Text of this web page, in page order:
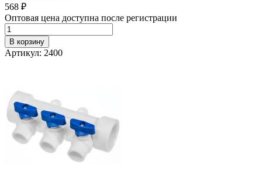
568 ₽
Оптовая цена доступна после регистрации
В корзину
Артикул: 2400